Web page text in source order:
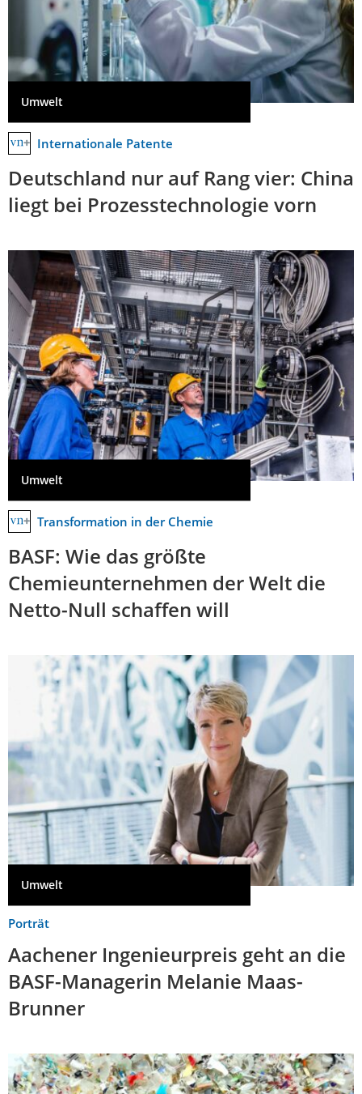
Umwelt
Internationale Patente
Deutschland nur auf Rang vier: China
liegt bei Prozesstechnologie vorn
Umwelt
Transformation in der Chemie
BASF: Wie das größte
Chemieunternehmen der Welt die
Netto-Null schaffen will
Umwelt
Porträt
Aachener Ingenieurpreis geht an die
BASF-Managerin Melanie Maas-
Brunner